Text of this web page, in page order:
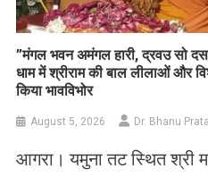
​”मंगल भवन अमंगल हारी, द्रवउ सो
धाम में श्रीराम की बाल लीलाओं और
किया भावविभोर
August 5, 2026 Dr. Bhanu
आगरा। यमुना तट स्थित श्री